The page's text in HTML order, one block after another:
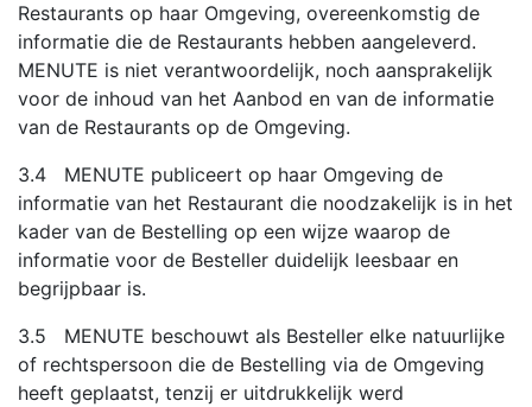
Restaurants op haar Omgeving, overeenkomstig de
informatie die de Restaurants hebben aangeleverd.
MENUTE is niet verantwoordelijk, noch aansprakelijk
voor de inhoud van het Aanbod en van de informatie
van de Restaurants op de Omgeving.
3.4 MENUTE publiceert op haar Omgeving de
informatie van het Restaurant die noodzakelijk is in het
kader van de Bestelling op een wijze waarop de
informatie voor de Besteller duidelijk leesbaar en
begrijpbaar is.
3.5 MENUTE beschouwt als Besteller elke natuurlijke
of rechtspersoon die de Bestelling via de Omgeving
heeft geplaatst, tenzij er uitdrukkelijk werd